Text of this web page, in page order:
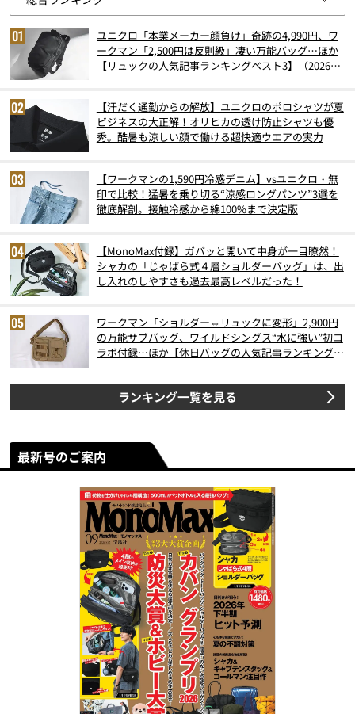
ユニクロ「本業メーカー顔負け」奇跡の4,990円、ワ
ークマン「2,500円は反則級」凄い万能バッグ…ほか
【リュックの人気記事ランキングベスト3】（2026年
【汗だく通勤からの解放】ユニクロのポロシャツが夏
ビジネスの大正解！オリヒカの透け防止シャツも優
秀。酷暑も涼しい顔で働ける超快適ウエアの実力
【ワークマンの1,590円冷感デニム】vsユニクロ・無
印で比較！猛暑を乗り切る“涼感ロングパンツ”3選を
徹底解剖。接触冷感から綿100%まで決定版
【MonoMax付録】ガバッと開いて中身が一目瞭然！
シャカの「じゃばら式４層ショルダーバッグ」は、出
し入れのしやすさも過去最高レベルだった！
ワークマン「ショルダー⇔リュックに変形」2,900円
の万能サブバッグ、ワイルドシングス“水に強い”初コ
ラボ付録…ほか【休日バッグの人気記事ランキングベ
ランキング一覧を見る
最新号のご案内